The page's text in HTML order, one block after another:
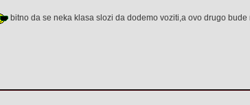
bitno da se neka klasa slozi da dodemo voziti,a ovo drugo bude